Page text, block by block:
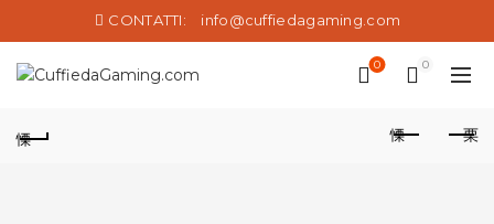
CONTATTI: info@cuffiedagaming.com
0 0